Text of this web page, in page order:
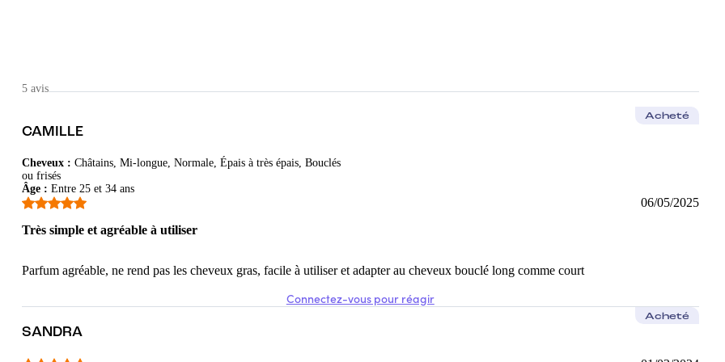
pas une huile, plus une brume qu'autre chose
les cheveux, mais le résultat n’est pas non plus incroyable
5 avis
CAMILLE
Cheveux: Châtains, Mi-longue, Normale, Épais à très épais, Bouclés
ou frisés
Âge: Entre 25 et 34 ans
Acheté
06/05/2025
Très simple et agréable à utiliser
Parfum agréable, ne rend pas les cheveux gras, facile à utiliser et adapter au cheveux bouclé long comme court
Connectez-vous pour réagir
SANDRA
Acheté